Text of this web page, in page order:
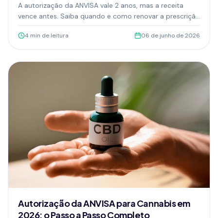
Cannabis
A autorização da ANVISA vale 2 anos, mas a receita
vence antes. Saiba quando e como renovar a prescrição
seu tratamento.
4 min de leitura 06 de junho de 2026
Autorização da ANVISA para Cannabis em
2026: o Passo a Passo Completo